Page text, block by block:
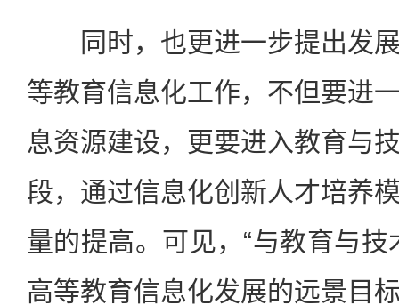
同时，也更进一步提出发展
等教育信息化工作，不但要进
息资源建设，更要进入教育与
段，通过信息化创新人才培养
量的提高。可见，“与教育与技
高等教育信息化发展的远景目